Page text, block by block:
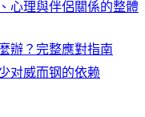
心理與伴侶關係的整體
辦？完整應對指南
对威而钢的依赖